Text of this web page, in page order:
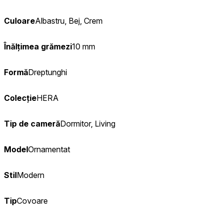
CuloareAlbastru, Bej, Crem
Înălțimea grămezi10 mm
FormăDreptunghi
ColecțieHERA
Tip de camerăDormitor, Living
ModelOrnamentat
StilModern
TipCovoare